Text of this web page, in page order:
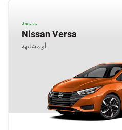
مدمجة
Nissan Versa
أو مشابهة